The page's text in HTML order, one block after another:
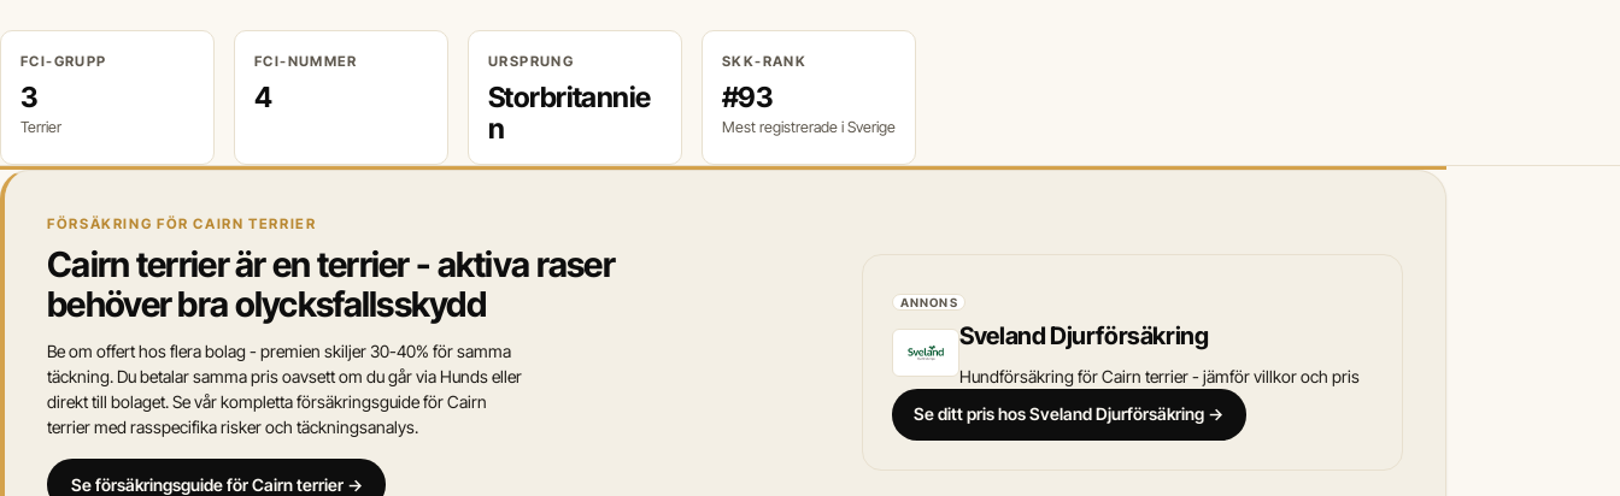
FCI-GRUPP
3
Terrier
FCI-NUMMER
4
URSPRUNG
Storbritannie
n
SKK-RANK
#93
Mest registrerade i Sverige
FÖRSÄKRING FÖR CAIRN TERRIER
Cairn terrier är en terrier - aktiva raser
behöver bra olycksfallsskydd
Be om offert hos flera bolag - premien skiljer 30-40% för samma
täckning. Du betalar samma pris oavsett om du går via Hunds eller
direkt till bolaget. Se vår kompletta försäkringsguide för Cairn
terrier med rasspecifika risker och täckningsanalys.
Se försäkringsguide för Cairn terrier →
ANNONS
Sveland Djurförsäkring
Hundförsäkring för Cairn terrier - jämför villkor och pris
Se ditt pris hos Sveland Djurförsäkring →